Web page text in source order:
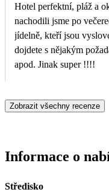
Hotel perfektní, pláž a
nachodili jsme po večerech za týden skoro 60 km-super.
jídelně, kteří jsou
dojdete s nějakým
apod. Jinak super !!!!
Zobrazit všechny recenze
Informace o
Středisko